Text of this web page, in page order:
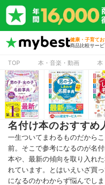
健康・子育て
商品比較サービ
TOP 本・音楽・動画 本
名付け本のおすすめ
一生ついてまわるものだから
前。そこで参考になるのが名
本や、最新の傾向を取り入れ
れています。とはいえいざ買
になるのかわからず悩んでし